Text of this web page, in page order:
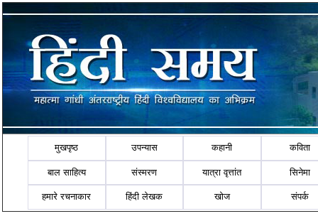
मुखपृष्ठ उपन्यास कहानी कविता
बाल साहित्य संस्मरण यात्रा वृत्तांत सिनेमा
हमारे रचनाकार हिंदी लेखक खोज संपर्क